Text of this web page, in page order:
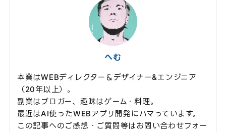
へむ
本業はWEBディレクター＆デザイナー&エンジニア
（20年以上）。
副業はブロガー、趣味はゲーム・料理。
最近はAI使ったWEBアプリ開発にハマっています。
この記事へのご感想・ご質問等はお問い合わせフォー